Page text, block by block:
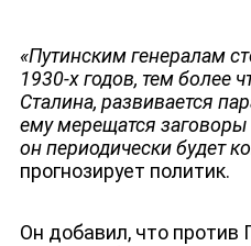
«Путинским генералам
1930-х годов, тем более
Сталина, развивается
ему мерещатся заговоры
он периодически будет
прогнозирует политик.
Он добавил, что против